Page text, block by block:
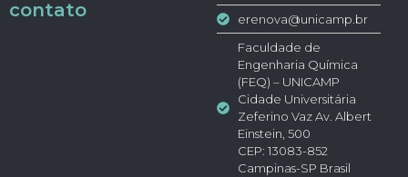
contato
erenova@unicamp.br
Faculdade de
Engenharia Química
(FEQ) – UNICAMP
Cidade Universitária
Zeferino Vaz Av. Albert
Einstein, 500
CEP: 13083-852
Campinas-SP Brasil